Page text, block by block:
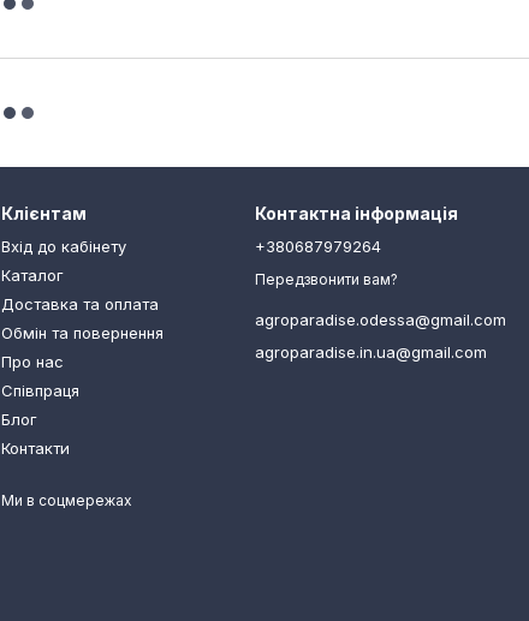
Клієнтам
Вхід до кабінету
Каталог
Доставка та оплата
Обмін та повернення
Про нас
Співпраця
Блог
Контакти
Ми в соцмережах
Контактна інформація
+380687979264
Передзвонити вам?
agroparadise.odessa@gmail.com
agroparadise.in.ua@gmail.com